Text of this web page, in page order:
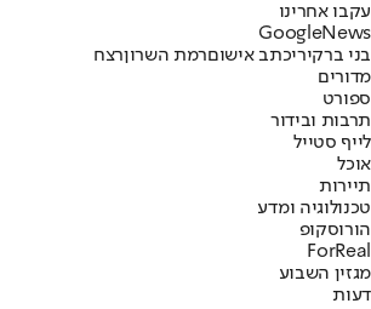
עקבו אחרינו
Googl eNews
בני ברקיריכתב אישוםרמת השרוןרצח
מדורים
ספורט
תרבות ובידור
לייף סטייל
אוכל
תיירות
טכנולוגיה ומדע
הורוסקופ
ForReal
מגזין השבוע
דעות